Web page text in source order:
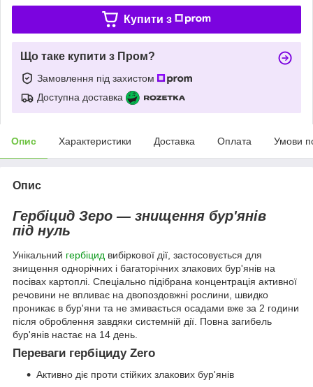
Купити з
Що таке купити з Пром?
Замовлення під захистом
Доступна доставка
Опис Характеристики Доставка Оплата Умови
Опис
Гербіцид Зеро — знищення бур'янів
під нуль
Унікальний гербіцид вибіркової дії, застосовується для
знищення однорічних і багаторічних злакових бур'янів на
посівах картоплі. Спеціально підібрана концентрація активної
речовини не впливає на двопоздовжні рослини, швидко
проникає в бур'яни та не змивається осадами вже за 2 години
після оброблення завдяки системній дії. Повна загибель
бур'янів настає на 14 день.
Переваги гербіциду Zero
Активно діє проти стійких злакових бур'янів